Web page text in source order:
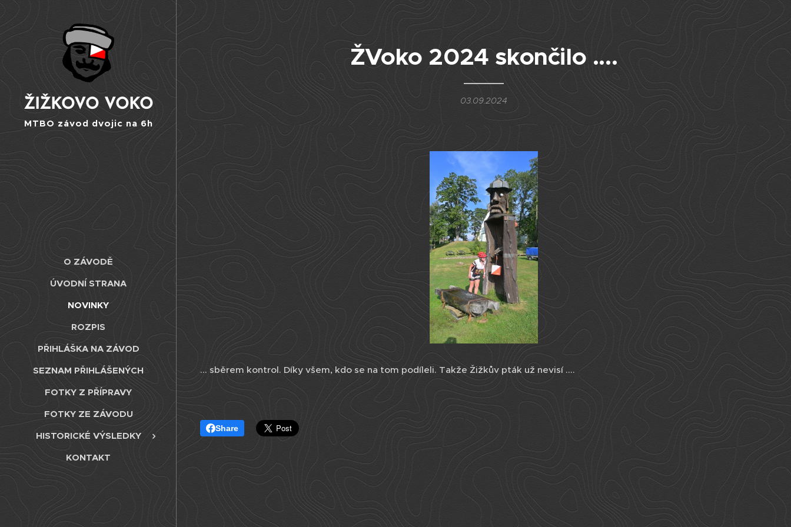
ŽIŽKOVO VOKO
MTBO závod dvojic na 6h
O ZÁVODĚ
ÚVODNÍ STRANA
NOVINKY
ROZPIS
PŘIHLÁŠKA NA ZÁVOD
SEZNAM PŘIHLÁŠENÝCH
FOTKY Z PŘÍPRAVY
FOTKY ZE ZÁVODU
HISTORICKÉ VÝSLEDKY
KONTAKT
ŽVoko 2024 skončilo ....
03.09.2024
... sběrem kontrol. Díky všem, kdo se na tom podíleli. Takže Žižkův pták už nevisí ....
Share